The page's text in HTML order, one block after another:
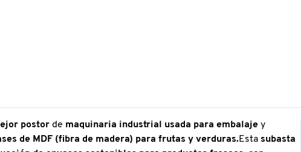
postor de maquinaria industrial usada para embalaje y
de MDF (fibra de madera) para frutas y verduras.Esta subasta